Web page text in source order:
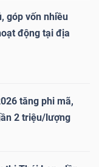
góp vốn nhiều
động tại địa
tăng phi mã,
2 triệu/lượng